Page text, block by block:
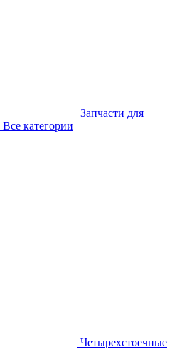
Запчасти для
Все категории
Четырехстоечные